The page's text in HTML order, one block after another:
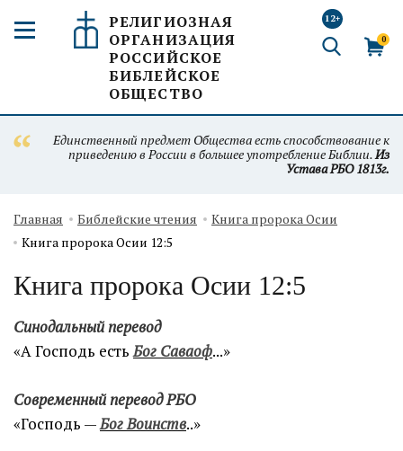
РЕЛИГИОЗНАЯ
ОРГАНИЗАЦИЯ
РОССИЙСКОЕ
БИБЛЕЙСКОЕ
ОБЩЕСТВО
12+
0
Единственный предмет Общества есть способствование к
приведению в России в большее употребление Библии.Из
Устава РБО 1813г.
Главная Библейские чтения
Книга пророка Осии
Книга пророка Осии 12:5
Книга пророка Осии 12:5
Синодальный перевод
«А Господь естьБог Саваоф...»
Современный перевод РБО
«Господь —Бог Воинств..»